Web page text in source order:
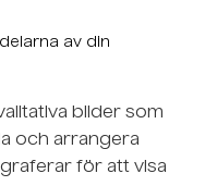
av din
bilder som
och arrangera
för att visa